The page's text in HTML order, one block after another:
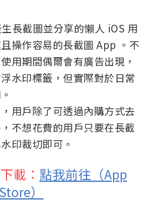
長截圖並分享的懶人 iOS 用
操作容易的長截圖 App 。不
用期間偶爾會有廣告出現，
水印標籤，但實際對於日常
用戶除了可透過內購方式去
不想花費的用戶只要在長截
印裁切即可。
載： 點我前往（App
Store）